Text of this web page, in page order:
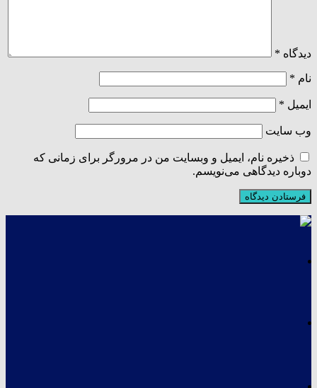
دیدگاه *
نام *
ایمیل *
وب‌ سایت
ذخیره نام، ایمیل و وبسایت من در مرورگر برای زمانی که
دوباره دیدگاهی می‌نویسم.